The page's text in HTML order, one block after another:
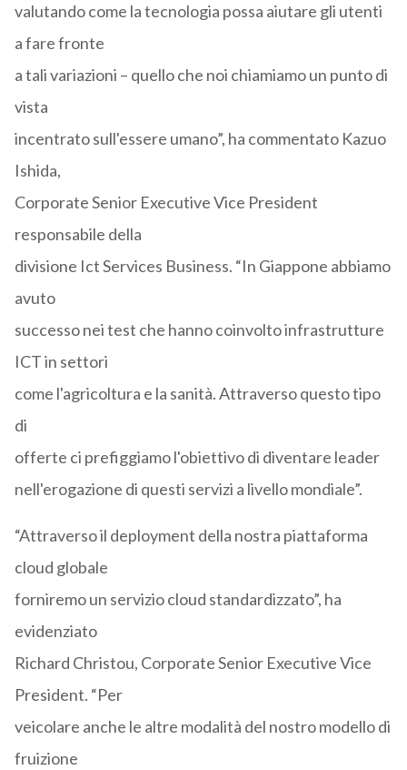
valutando come la tecnologia possa aiutare gli utenti
a fare fronte
a tali variazioni – quello che noi chiamiamo un punto di
vista
incentrato sull'essere umano”, ha commentato Kazuo
Ishida,
Corporate Senior Executive Vice President
responsabile della
divisione Ict Services Business. “In Giappone abbiamo
avuto
successo nei test che hanno coinvolto infrastrutture
ICT in settori
come l'agricoltura e la sanità. Attraverso questo tipo
di
offerte ci prefiggiamo l'obiettivo di diventare leader
nell'erogazione di questi servizi a livello mondiale”.
“Attraverso il deployment della nostra piattaforma
cloud globale
forniremo un servizio cloud standardizzato”, ha
evidenziato
Richard Christou, Corporate Senior Executive Vice
President. “Per
veicolare anche le altre modalità del nostro modello di
fruizione